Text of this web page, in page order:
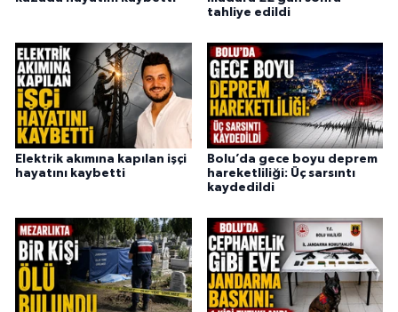
tahliye edildi
Elektrik akımına kapılan işçi
hayatını kaybetti
Bolu’da gece boyu deprem
hareketliliği: Üç sarsıntı
kaydedildi